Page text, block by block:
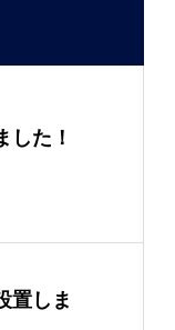
した！
置しま